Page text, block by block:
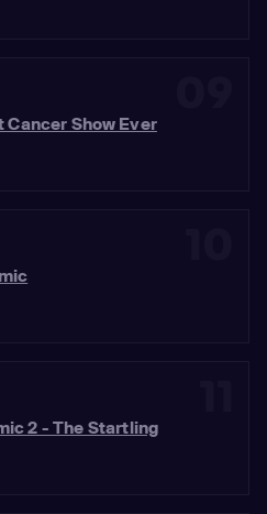
Cancer Show Ever
2 - The Startling